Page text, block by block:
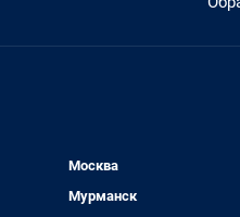
Москва
Мурманск